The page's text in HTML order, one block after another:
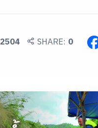
2504 SHARE: 0